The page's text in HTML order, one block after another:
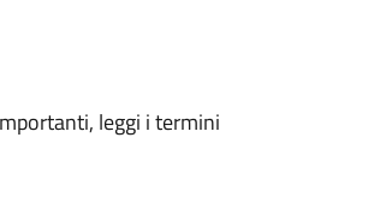
leggi i termini